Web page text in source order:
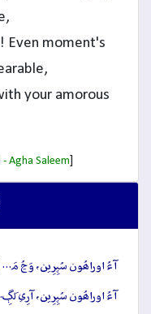
آءُ اوراھُون سُپِرِين، وَڃُ مَ…
آءُ اوراھُون سُپِرِين، آرِي
Even moment's
your amorous
Agha Saleem